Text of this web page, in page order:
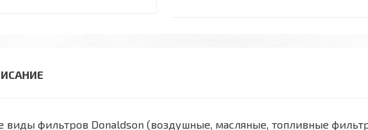
виды фильтров Donaldson (воздушные, масляные, топливные